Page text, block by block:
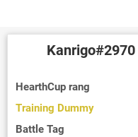
Kanrigo#2970
HearthCup rang
Training Dummy
Battle Tag